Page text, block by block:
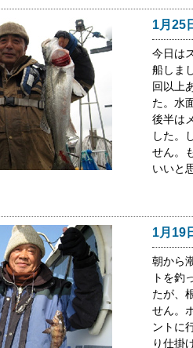
1月25
今日は
船しま
回以上
た。水
後半は
した。
せん。
いいと
1月19
朝から
トを釣
たが、
せん。
ントに
り仕掛